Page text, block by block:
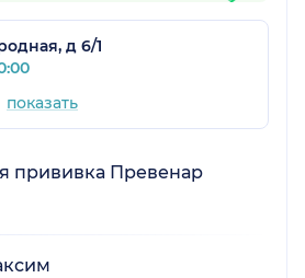
д 6/1
показать
прививка Превенар